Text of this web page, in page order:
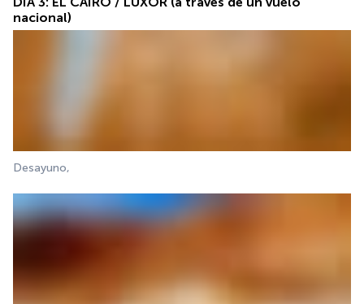
nacional)
Desayuno,